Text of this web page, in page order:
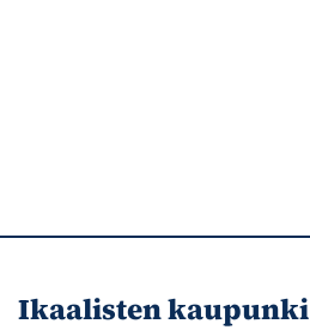
Ikaalisten kaupunki